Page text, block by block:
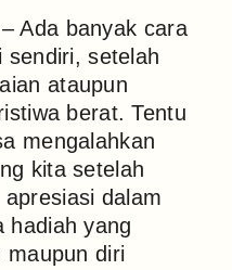
– Ada banyak cara
sendiri, setelah
ataupun
berat. Tentu
mengalahkan
kita setelah
dalam
hadiah yang
maupun diri